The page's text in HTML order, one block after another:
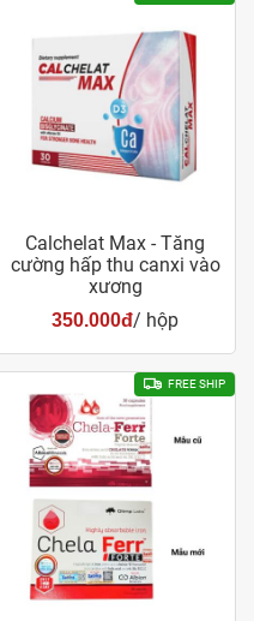
Calchelat Max - Tăng
cường hấp thu canxi vào
xương
350.000đ/ hộp
FREE SHIP